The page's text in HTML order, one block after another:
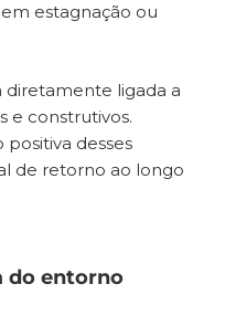
estagnação ou
diretamente ligada a
e construtivos.
desses
de retorno ao longo
do entorno